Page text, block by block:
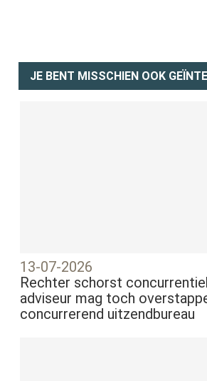
JE BENT MISSCHIEN OOK
13-07-2026
Rechter schorst
adviseur mag toch
concurrerend uitzendbureau